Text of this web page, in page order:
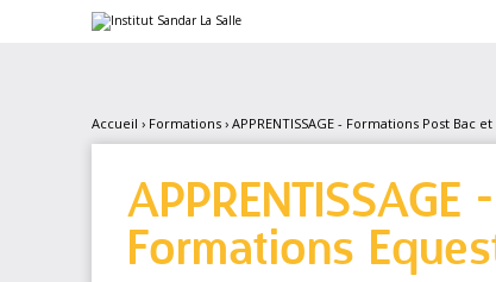
Accueil › Formations › APPRENTISSAGE - Formations Post Bac
Formations